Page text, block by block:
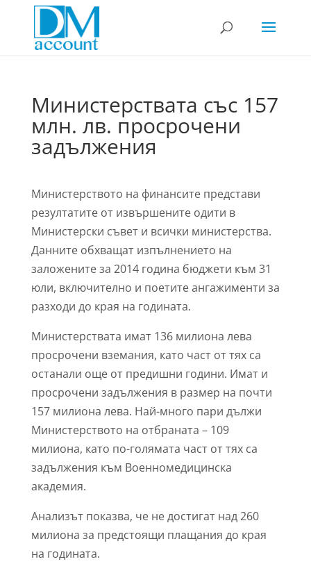
Министерствата със 157
млн. лв. просрочени
задължения
Министерството на финансите представи
резултатите от извършените одити в
Министерски съвет и всички министерства.
Данните обхващат изпълнението на
заложените за 2014 година бюджети към 31
юли, включително и поетите ангажименти за
разходи до края на годината.
Министерствата имат 136 милиона лева
просрочени вземания, като част от тях са
останали още от предишни години. Имат и
просрочени задължения в размер на почти
157 милиона лева. Най-много пари дължи
Министерството на отбраната – 109
милиона, като по-голямата част от тях са
задължения към Военномедицинска
академия.
Анализът показва, че не достигат над 260
милиона за предстоящи плащания до края
на годината.